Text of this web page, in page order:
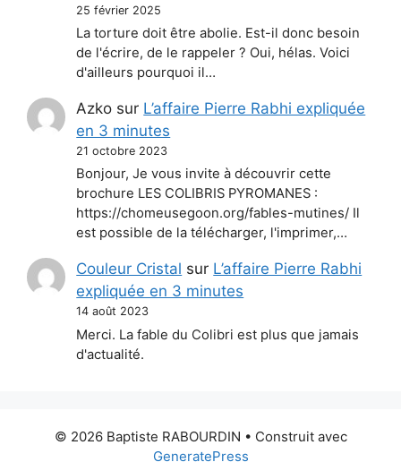
25 février 2025
La torture doit être abolie. Est-il donc besoin
de l'écrire, de le rappeler ? Oui, hélas. Voici
d'ailleurs pourquoi il…
Azko sur L’affaire Pierre Rabhi expliquée
en 3 minutes
21 octobre 2023
Bonjour, Je vous invite à découvrir cette
brochure LES COLIBRIS PYROMANES :
https://chomeusegoon.org/fables-mutines/ Il
est possible de la télécharger, l'imprimer,…
Couleur Cristal sur L’affaire Pierre Rabhi
expliquée en 3 minutes
14 août 2023
Merci. La fable du Colibri est plus que jamais
d'actualité.
© 2026 Baptiste RABOURDIN • Construit avec
GeneratePress